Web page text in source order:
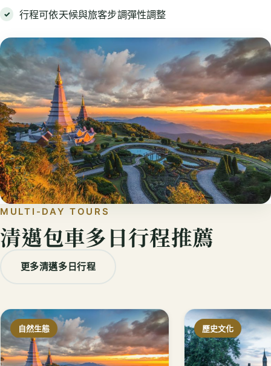
行程可依天候與旅客步調彈性調整
MULTI-DAY TOURS
清邁包車多日行程推薦
更多清邁多日行程
自然生態 歷史文化